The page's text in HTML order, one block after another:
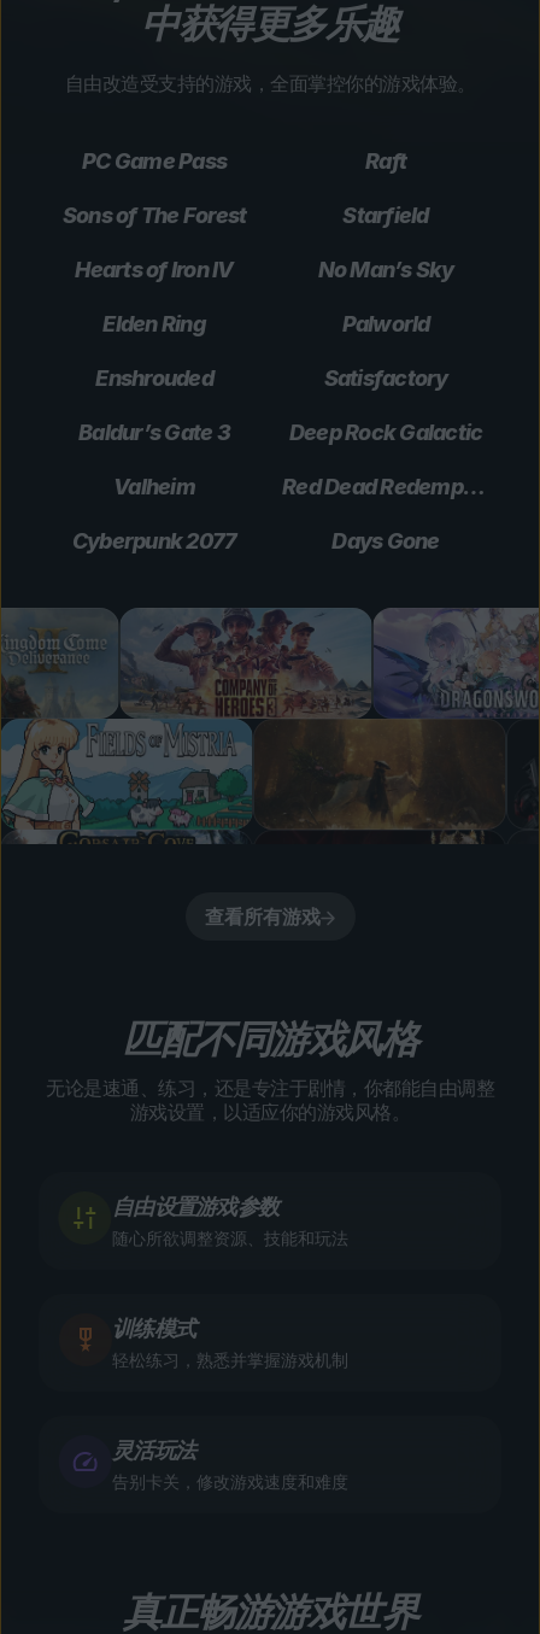
中获得更多乐趣
自由改造受支持的游戏，全面掌控你的游戏体验。
PC Game Pass Raft
Sons of The Forest Starfield
Hearts of Iron IV No Man’s Sky
Elden Ring Palworld
Enshrouded Satisfactory
Baldur’s Gate 3 Deep Rock Galactic
Valheim Red Dead Redemption 2
Cyberpunk 2077 Days Gone
查看所有游戏
匹配不同游戏风格
无论是速通、练习，还是专注于剧情，你都能自由调整
游戏设置，以适应你的游戏风格。
自由设置游戏参数
随心所欲调整资源、技能和玩法
训练模式
轻松练习，熟悉并掌握游戏机制
灵活玩法
告别卡关，修改游戏速度和难度
真正畅游游戏世界